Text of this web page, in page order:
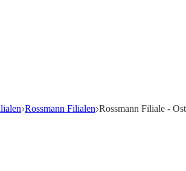
Rossmann Filialen Rossmann Filiale -